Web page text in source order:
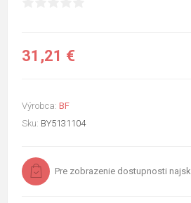
31,21 €
Výrobca: BF
Sku: BY5131104
Pre zobrazenie dostupnosti